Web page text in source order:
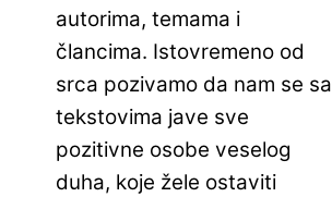
autorima, temama i
člancima. Istovremeno od
srca pozivamo da nam se sa
tekstovima jave sve
pozitivne osobe veselog
duha, koje žele ostaviti